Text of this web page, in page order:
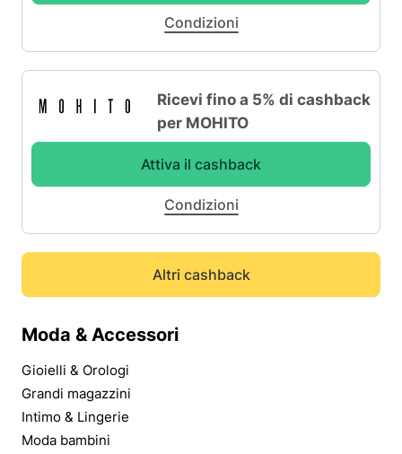
Condizioni
Ricevi fino a 5% di cashback
per MOHITO
Attiva il cashback
Condizioni
Altri cashback
Moda & Accessori
Gioielli & Orologi
Grandi magazzini
Intimo & Lingerie
Moda bambini